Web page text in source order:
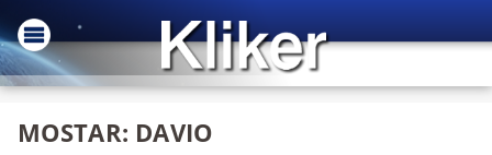
MOSTAR: DAVIO